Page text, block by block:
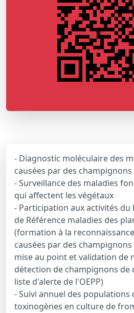
- Diagnostic moléculaire des
causées par des champignons
- Surveillance des maladies
qui affectent les végétaux
- Participation aux activités
de Référence maladies des
(formation à la
causées par des
mise au point et validation de
détection de champignons
liste d'alerte de l'OEPP)
- Suivi annuel des populations
toxinogènes en culture de